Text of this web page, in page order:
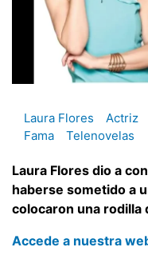
Laura Flores Actriz
Fama
Telenovelas
Laura Flores dio a
haberse sometido a
colocaron una rodilla
Accede a nuestra